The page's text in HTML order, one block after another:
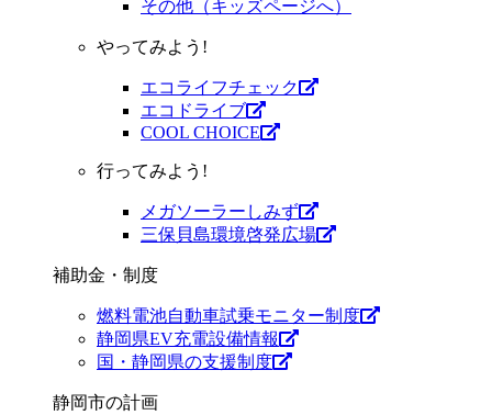
その他（キッズページへ）
やってみよう!
エコライフチェック
エコドライブ
COOL CHOICE
行ってみよう!
メガソーラーしみず
三保貝島環境啓発広場
補助金・制度
燃料電池自動車試乗モニター制度
静岡県EV充電設備情報
国・静岡県の支援制度
静岡市の計画